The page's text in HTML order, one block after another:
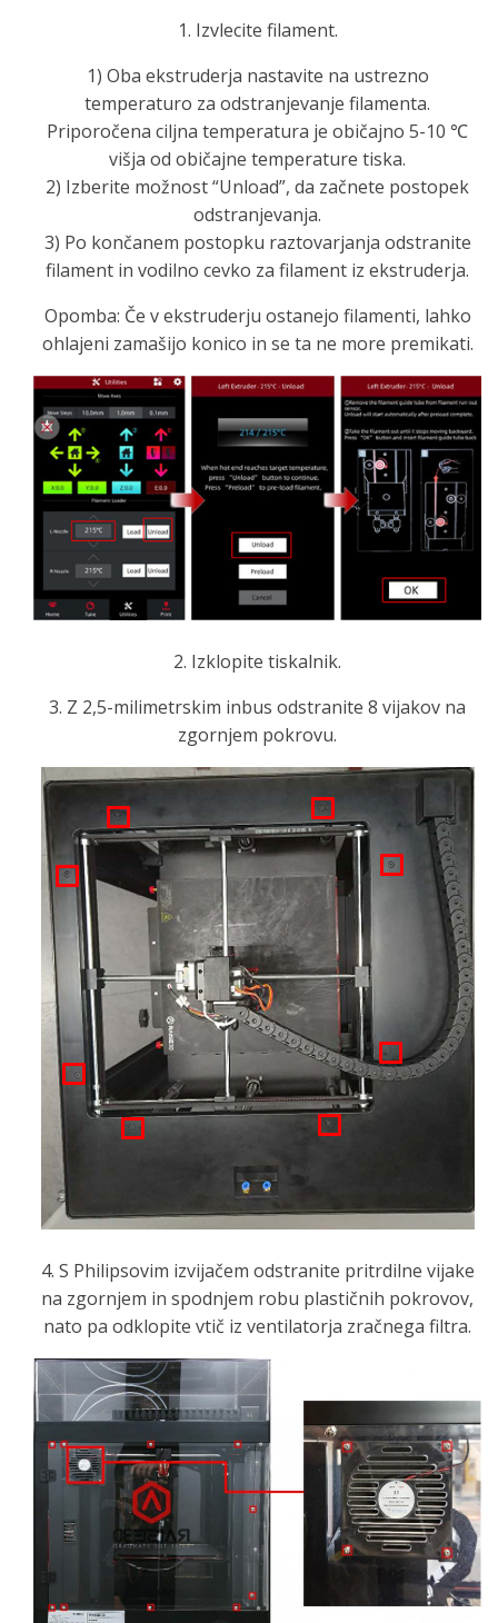
1. Izvlecite filament.
1) Oba ekstruderja nastavite na ustrezno
temperaturo za odstranjevanje filamenta.
Priporočena ciljna temperatura je običajno 5-10 ℃
višja od običajne temperature tiska.
2) Izberite možnost “Unload”, da začnete postopek
odstranjevanja.
3) Po končanem postopku raztovarjanja odstranite
filament in vodilno cevko za filament iz ekstruderja.
Opomba: Če v ekstruderju ostanejo filamenti, lahko
ohlajeni zamašijo konico in se ta ne more premikati.
2. Izklopite tiskalnik.
3. Z 2,5-milimetrskim inbus odstranite 8 vijakov na
zgornjem pokrovu.
4. S Philipsovim izvijačem odstranite pritrdilne vijake
na zgornjem in spodnjem robu plastičnih pokrovov,
nato pa odklopite vtič iz ventilatorja zračnega filtra.